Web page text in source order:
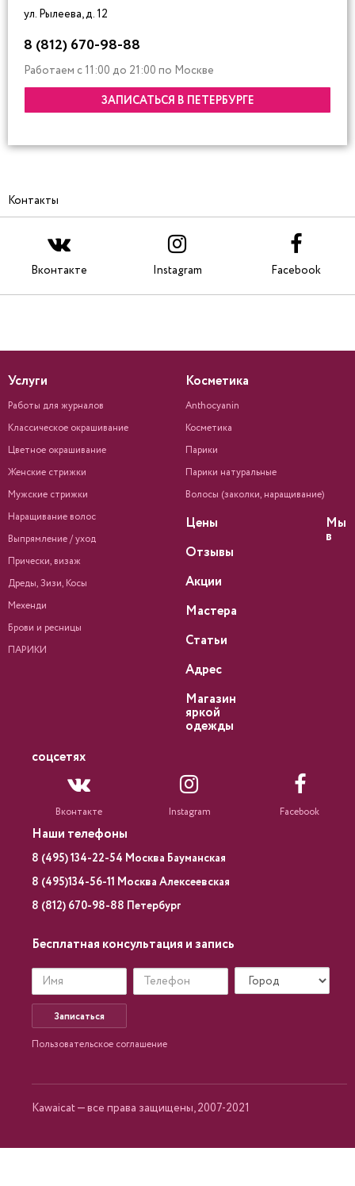
ул. Рылеева, д. 12
8 (812) 670-98-88
Работаем с 11:00 до 21:00 по Москве
ЗАПИСАТЬСЯ В ПЕТЕРБУРГЕ
Контакты
Вконтакте Instagram Facebook
Услуги
Работы для журналов
Классическое окрашивание
Цветное окрашивание
Женские стрижки
Мужские стрижки
Наращивание волос
Выпрямление / уход
Прически, визаж
Дреды, Зизи, Косы
Мехенди
Брови и ресницы
ПАРИКИ
Косметика
Anthocyanin
Косметика
Парики
Парики натуральные
Волосы (заколки, наращивание)
Цены
Отзывы
Акции
Мастера
Статьи
Адрес
Магазин
яркой
одежды
Мы
в
соцсетях
Вконтакте Instagram Facebook
Наши телефоны
8 (495) 134-22-54 Москва Бауманская
8 (495)134-56-11 Москва Алексеевская
8 (812) 670-98-88 Петербург
Бесплатная консультация и запись
Записаться
Пользовательское соглашение
Kawaicat — все права защищены, 2007-2021